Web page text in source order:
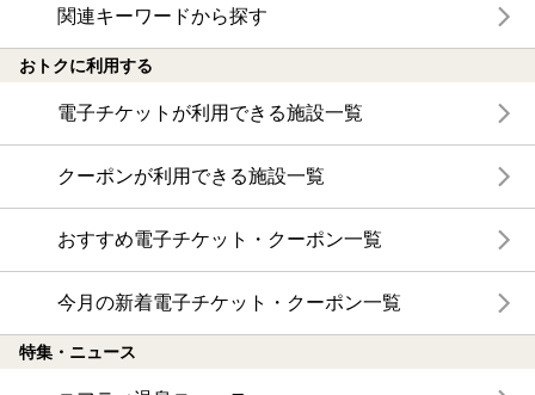
関連キーワードから探す
おトクに利用する
電子チケットが利用できる施設一覧
クーポンが利用できる施設一覧
おすすめ電子チケット・クーポン一覧
今月の新着電子チケット・クーポン一覧
特集・ニュース